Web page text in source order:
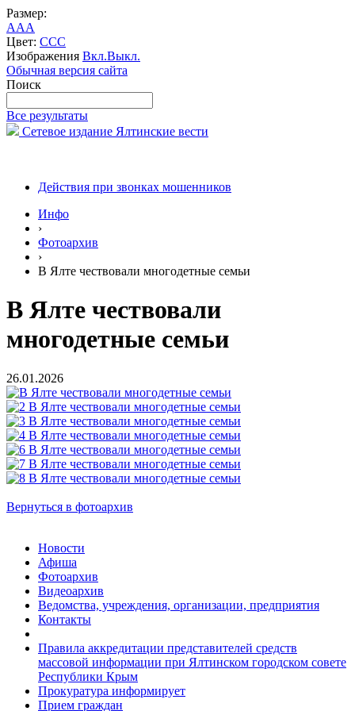
Размер:
AAA
Цвет: CCC
Изображения Вкл.Выкл.
Обычная версия сайта
Поиск
Все результаты
Сетевое издание Ялтинские вести
Действия при звонках мошенников
Инфо
›
Фотоархив
›
В Ялте чествовали многодетные семьи
В Ялте чествовали
многодетные семьи
26.01.2026
Вернуться в фотоархив
Новости
Афиша
Фотоархив
Видеоархив
Ведомства, учреждения, организации, предприятия
Контакты
Правила аккредитации представителей средств
массовой информации при Ялтинском городском совете
Республики Крым
Прокуратура информирует
Прием граждан